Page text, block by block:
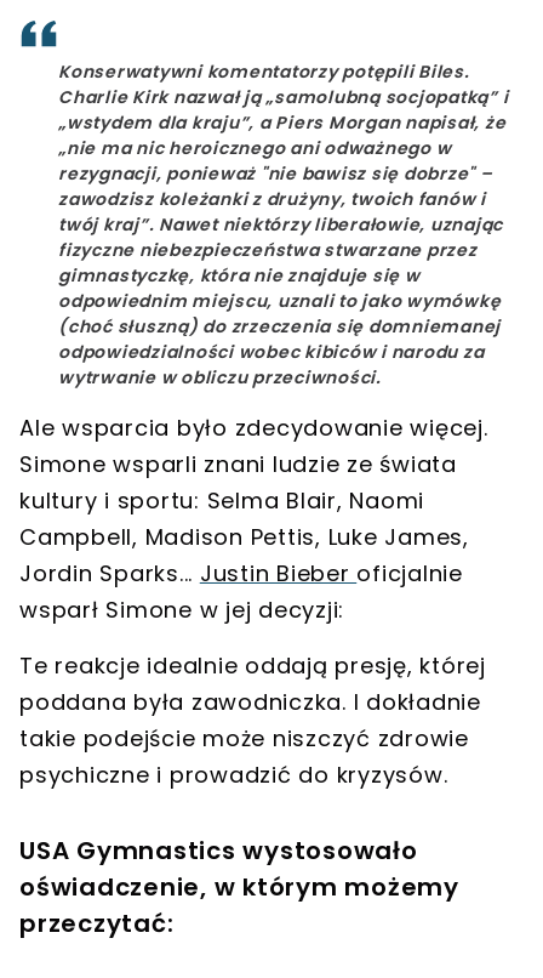
Konserwatywni komentatorzy potępili Biles.
Charlie Kirk nazwał ją „samolubną socjopatką” i
„wstydem dla kraju”, a Piers Morgan napisał, że
„nie ma nic heroicznego ani odważnego w
rezygnacji, ponieważ "nie bawisz się dobrze" –
zawodzisz koleżanki z drużyny, twoich fanów i
twój kraj”. Nawet niektórzy liberałowie, uznając
fizyczne niebezpieczeństwa stwarzane przez
gimnastyczkę, która nie znajduje się w
odpowiednim miejscu, uznali to jako wymówkę
(choć słuszną) do zrzeczenia się domniemanej
odpowiedzialności wobec kibiców i narodu za
wytrwanie w obliczu przeciwności.
Ale wsparcia było zdecydowanie więcej.
Simone wsparli znani ludzie ze świata
kultury i sportu: Selma Blair, Naomi
Campbell, Madison Pettis, Luke James,
Jordin Sparks... Justin Bieber oficjalnie
wsparł Simone w jej decyzji:
Te reakcje idealnie oddają presję, której
poddana była zawodniczka. I dokładnie
takie podejście może niszczyć zdrowie
psychiczne i prowadzić do kryzysów.
USA Gymnastics wystosowało
oświadczenie, w którym możemy
przeczytać: